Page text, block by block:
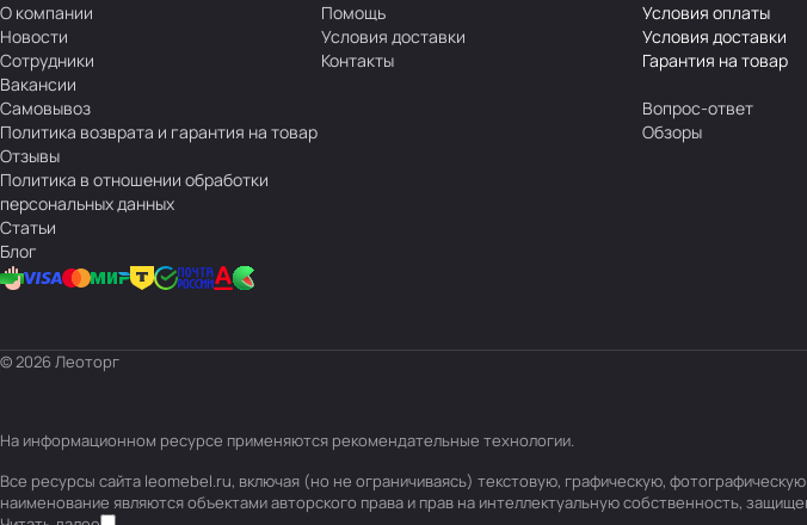
О компании
Новости
Сотрудники
Вакансии
Самовывоз
Политика возврата и гарантия на товар
Отзывы
Политика в отношении обработки
персональных данных
Статьи
Блог
Помощь
Условия доставки
Контакты
Условия оплаты
Условия доставки
Гарантия на товар
Вопрос-ответ
Обзоры
© 2026 Леоторг
На информационном ресурсе применяются рекомендательные технологии.
Все ресурсы сайта leomebel.ru, включая (но не ограничиваясь) текстовую, графическую,
наименование являются объектами авторского права и прав на интеллектуальную собственность,